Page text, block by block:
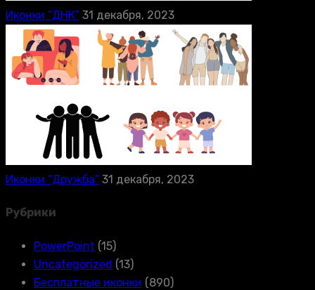
Иконки “ДНК” 31 декабря, 2023
Иконки “Дружба” 31 декабря, 2023
Рубрики
PowerPoint (15)
Uncategorized (13)
Бесплатные иконки (890)